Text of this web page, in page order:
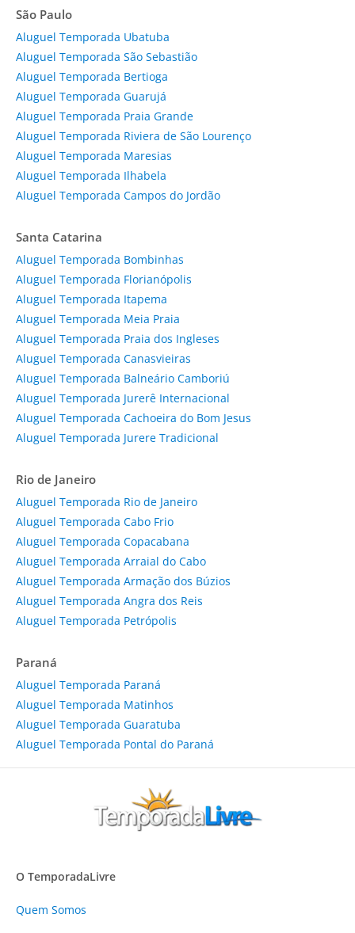
São Paulo
Aluguel Temporada Ubatuba
Aluguel Temporada São Sebastião
Aluguel Temporada Bertioga
Aluguel Temporada Guarujá
Aluguel Temporada Praia Grande
Aluguel Temporada Riviera de São Lourenço
Aluguel Temporada Maresias
Aluguel Temporada Ilhabela
Aluguel Temporada Campos do Jordão
Santa Catarina
Aluguel Temporada Bombinhas
Aluguel Temporada Florianópolis
Aluguel Temporada Itapema
Aluguel Temporada Meia Praia
Aluguel Temporada Praia dos Ingleses
Aluguel Temporada Canasvieiras
Aluguel Temporada Balneário Camboriú
Aluguel Temporada Jurerê Internacional
Aluguel Temporada Cachoeira do Bom Jesus
Aluguel Temporada Jurere Tradicional
Rio de Janeiro
Aluguel Temporada Rio de Janeiro
Aluguel Temporada Cabo Frio
Aluguel Temporada Copacabana
Aluguel Temporada Arraial do Cabo
Aluguel Temporada Armação dos Búzios
Aluguel Temporada Angra dos Reis
Aluguel Temporada Petrópolis
Paraná
Aluguel Temporada Paraná
Aluguel Temporada Matinhos
Aluguel Temporada Guaratuba
Aluguel Temporada Pontal do Paraná
O TemporadaLivre
Quem Somos